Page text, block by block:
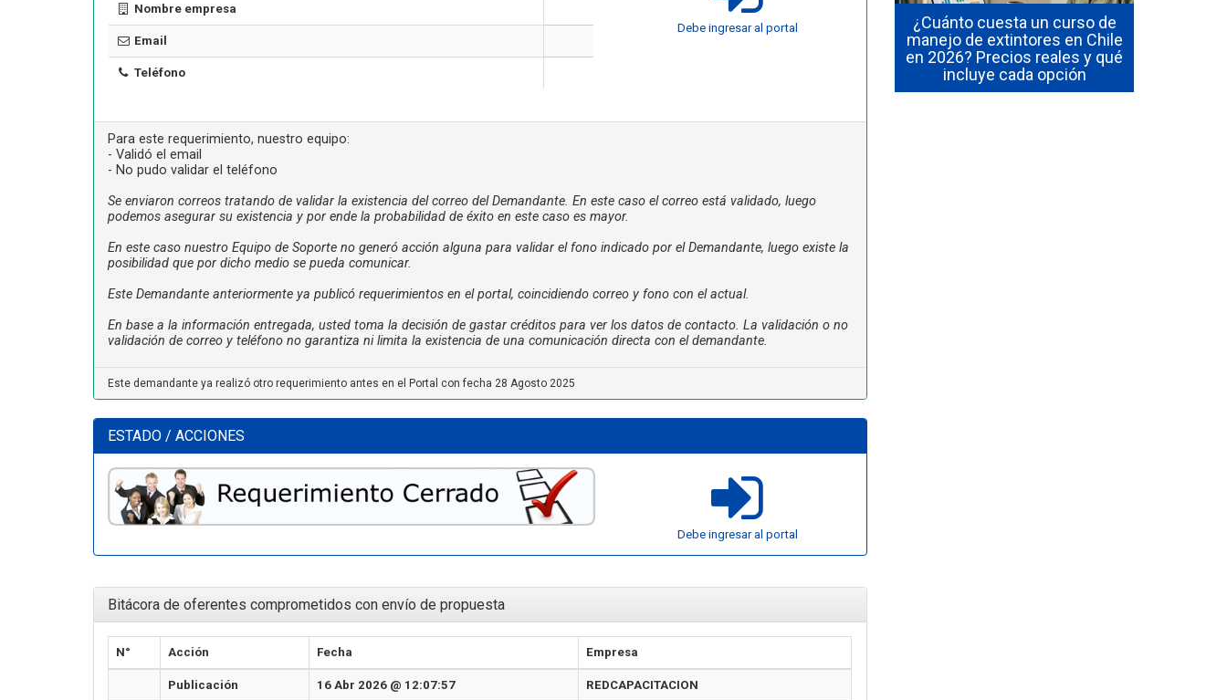
Nombre empresa
Email
Teléfono
Debe ingresar al portal
Para este requerimiento, nuestro equipo:
- Validó el email
- No pudo validar el teléfono
Se enviaron correos tratando de validar la existencia del correo del Demandante. En este caso el correo está validado, luego
podemos asegurar su existencia y por ende la probabilidad de éxito en este caso es mayor.
En este caso nuestro Equipo de Soporte no generó acción alguna para validar el fono indicado por el Demandante, luego existe la
posibilidad que por dicho medio se pueda comunicar.
Este Demandante anteriormente ya publicó requerimientos en el portal, coincidiendo correo y fono con el actual.
En base a la información entregada, usted toma la decisión de gastar créditos para ver los datos de contacto. La validación o no
validación de correo y teléfono no garantiza ni limita la existencia de una comunicación directa con el demandante.
Este demandante ya realizó otro requerimiento antes en el Portal con fecha 28 Agosto 2025
ESTADO / ACCIONES
Debe ingresar al portal
Bitácora de oferentes comprometidos con envío de propuesta
N° Acción Fecha Empresa
Publicación 16 Abr 2026 @ 12:07:57 REDCAPACITACION
Cómo Formar una Brigada de
¿Cuánto cuesta certificarse en
seguridad industrial en Chile
¿Cuánto cuesta un curso de
manejo de extintores en Chile
en 2026? Precios reales y qué
incluye cada opción